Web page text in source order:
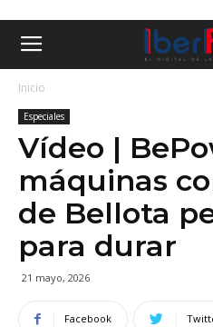
Inicio
Especiales
Vídeo |
máquinas
de Bellota
para durar
21 mayo, 2026
Facebook